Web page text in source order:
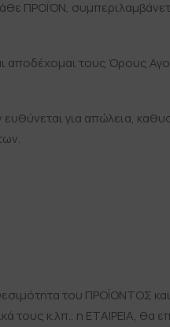
ΠΡΟΪΌΝ,
αποδέχομαι τους Όρους
ευθύνεται για απώλεια,
του ΠΡΟΪΟΝΤΟΣ
κ.λπ., η ΕΤΑΙΡΕΙΑ, θα